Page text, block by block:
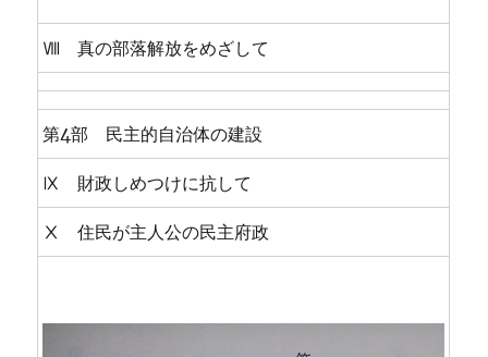
Ⅷ 真の部落解放をめざして
第4部 民主的自治体の建設
Ⅸ 財政しめつけに抗して
Ⅹ 住民が主人公の民主府政